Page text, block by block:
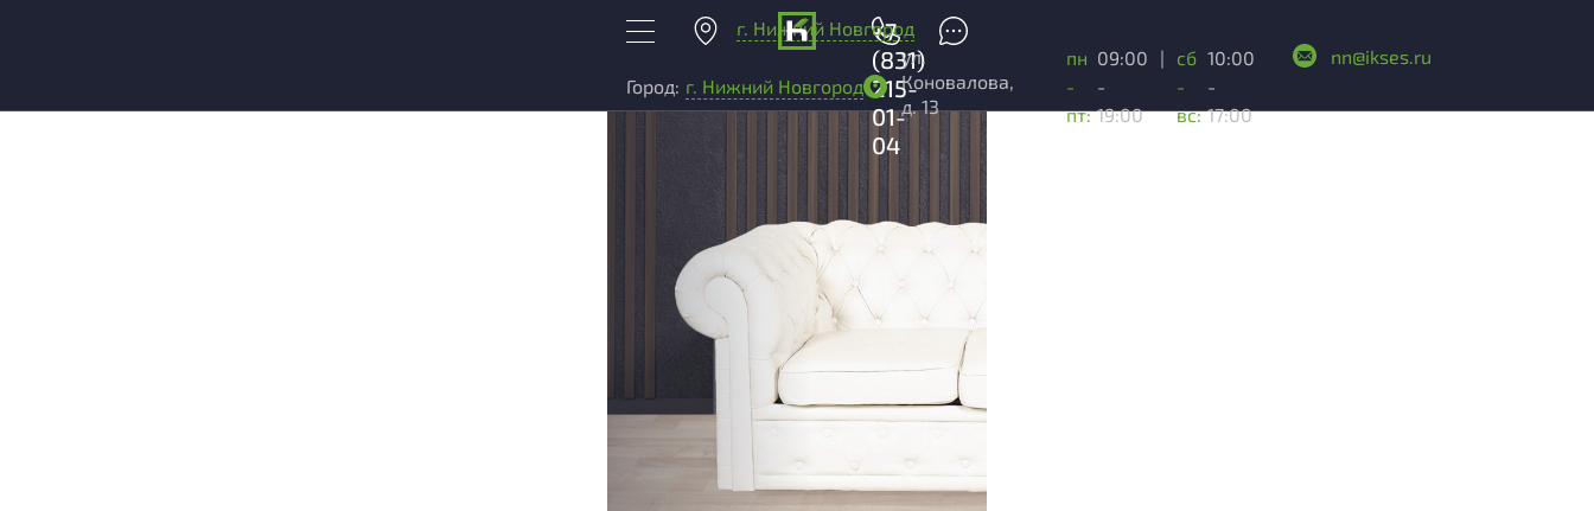
г. Нижний Новгород
+7
(831)
215-
01-
04
Город: г. Нижний Новгород
ул.
Коновалова,
д. 13
пн
-
пт:
09:00
-
19:00
|
сб
-
вс:
10:00
-
17:00
nn@ikses.ru